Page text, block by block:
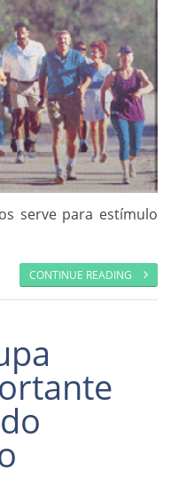
serve para estímulo
CONTINUE READING